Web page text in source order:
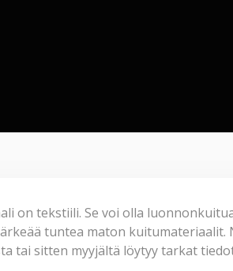
on tekstiili. Se voi olla
tuntea maton kuitumateriaalit.
tai sitten myyjältä löytyy tarkat